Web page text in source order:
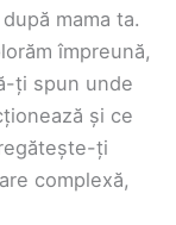
mama ta.
împreună,
ți spun unde
și ce
ți
complexă,